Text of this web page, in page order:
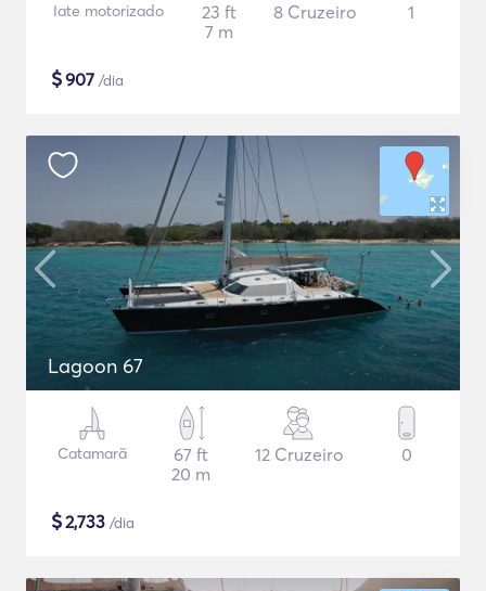
Iate motorizado
23 ft
7 m
8 Cruzeiro 1
$907 /dia
Lagoon 67
Catamarã
67 ft
20 m
12 Cruzeiro 0
$2,733 /dia